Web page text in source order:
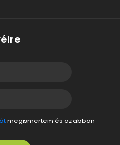
megismertem és az abban